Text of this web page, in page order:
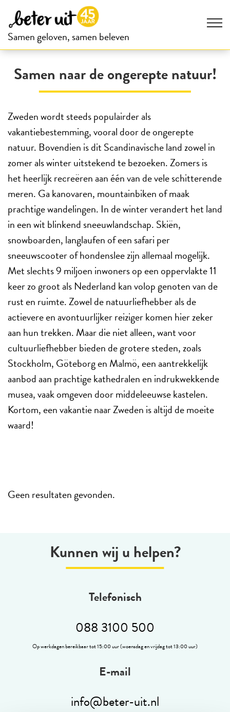
Samen geloven, samen beleven
Samen naar de ongerepte natuur!
Zweden wordt steeds populairder als
vakantiebestemming, vooral door de ongerepte
natuur. Bovendien is dit Scandinavische land zowel in
zomer als winter uitstekend te bezoeken. Zomers is
het heerlijk recreëren aan één van de vele schitterende
meren. Ga kanovaren, mountainbiken of maak
prachtige wandelingen. In de winter verandert het land
in een wit blinkend sneeuwlandschap. Skiën,
snowboarden, langlaufen of een safari per
sneeuwscooter of hondenslee zijn allemaal mogelijk.
Met slechts 9 miljoen inwoners op een oppervlakte 11
keer zo groot als Nederland kan volop genoten van de
rust en ruimte. Zowel de natuurliefhebber als de
actievere en avontuurlijker reiziger komen hier zeker
aan hun trekken. Maar die niet alleen, want voor
cultuurliefhebber bieden de grotere steden, zoals
Stockholm, Göteborg en Malmö, een aantrekkelijk
aanbod aan prachtige kathedralen en indrukwekkende
musea, vaak omgeven door middeleeuwse kastelen.
Kortom, een vakantie naar Zweden is altijd de moeite
waard!
Geen resultaten gevonden.
Kunnen wij u helpen?
Telefonisch
088 3100 500
Op werkdagen bereikbaar tot 15:00 uur (woensdag en vrijdag tot 13:00 uur)
E-mail
info@beter-uit.nl